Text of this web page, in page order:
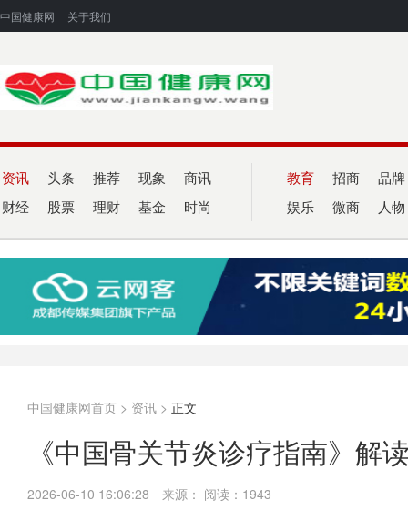
中国健康网 关于我们
资讯 头条 推荐 现象 商讯
财经 股票 理财 基金 时尚
教育 招商 品牌
娱乐 微商 人物
中国健康网首页 > 资讯 > 正文
《中国骨关节炎诊疗指南》解
2026-06-10 16:06:28 来源： 阅读：1943